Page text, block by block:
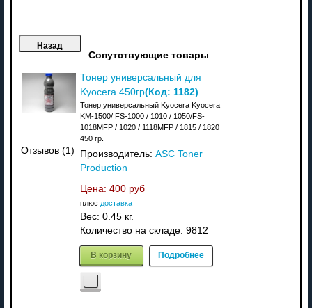
Сопутствующие товары
Отзывов (1)
Тонер универсальный для
Kyocera 450гр(Код: 1182)
Тонер универсальный Kyocera Kyocera
KM-1500/ FS-1000 / 1010 / 1050/FS-
1018MFP / 1020 / 1118MFP / 1815 / 1820
450 гр.
Производитель: ASC Toner
Production
Цена: 400 руб
плюс доставка
Вес: 0.45 кг.
Количество на складе: 9812
В корзину Подробнее